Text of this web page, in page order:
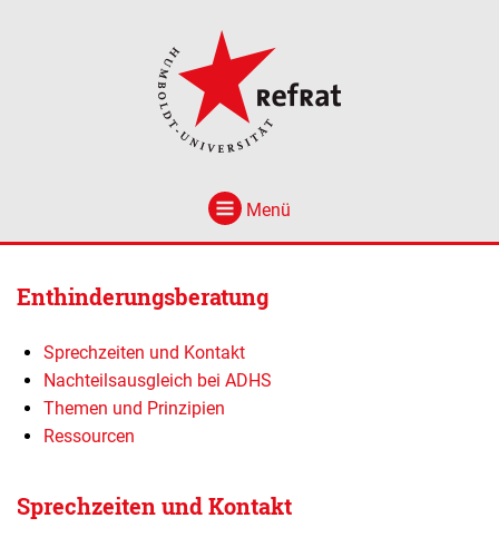
Menü
Enthinderungsberatung
Sprechzeiten und Kontakt
Nachteilsausgleich bei ADHS
Themen und Prinzipien
Ressourcen
Sprechzeiten und Kontakt